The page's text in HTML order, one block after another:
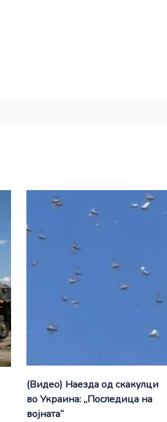
(Видео) Наезда од скакулци
во Украина: „Последица на
војната“